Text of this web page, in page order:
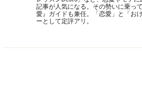
記事が人気になる。その勢いに乗っ
愛』ガイドも兼任。「恋愛」と「お
ーとして定評アリ。